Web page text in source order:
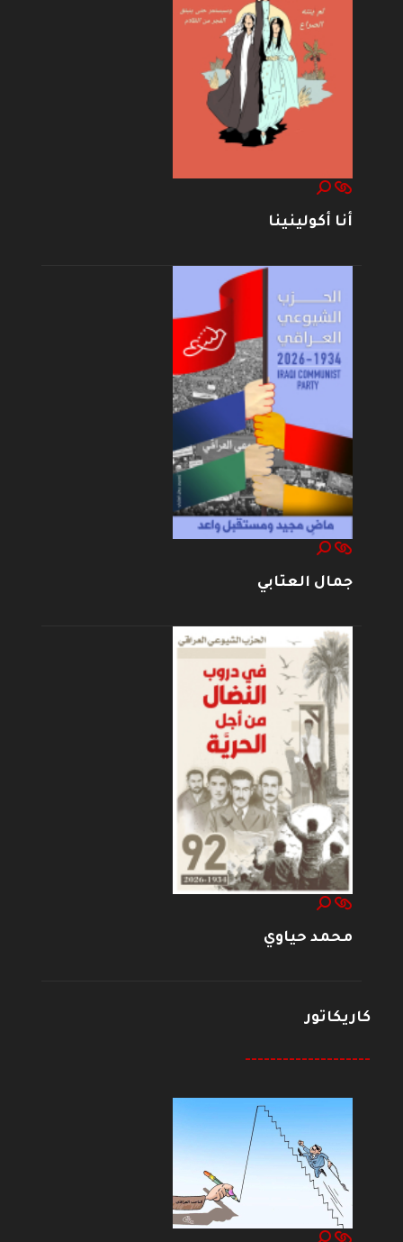
أنا أكولينينا
جمال العتابي
محمد حياوي
كاريكاتور
--------------------